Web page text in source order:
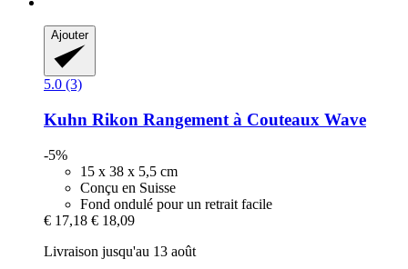
Ajouter
5.0 (3)
Kuhn Rikon Rangement à Couteaux Wave
-5%
15 x 38 x 5,5 cm
Conçu en Suisse
Fond ondulé pour un retrait facile
€ 17,18 € 18,09
Livraison jusqu'au 13 août